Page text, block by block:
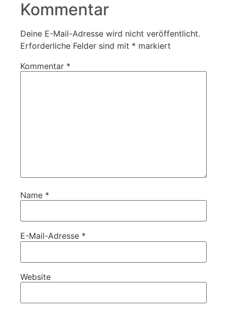
Kommentar
Deine E-Mail-Adresse wird nicht veröffentlicht.
Erforderliche Felder sind mit * markiert
Kommentar *
Name *
E-Mail-Adresse *
Website